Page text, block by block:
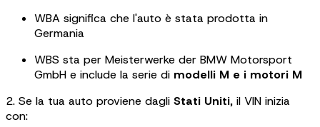
WBA significa che l'auto è stata prodotta in
Germania
WBS sta per Meisterwerke der BMW Motorsport
GmbH e include la serie di modelli M e i motori M
2. Se la tua auto proviene dagli Stati Uniti, il VIN inizia
con: